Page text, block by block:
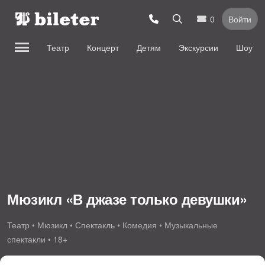
0 Войти
Театр Концерт Детям Экскурсии Шоу
Мюзикл «В джазе только девушки»
Театр • Мюзикл • Спектакль • Комедия • Музыкальные
спектакли • 18+